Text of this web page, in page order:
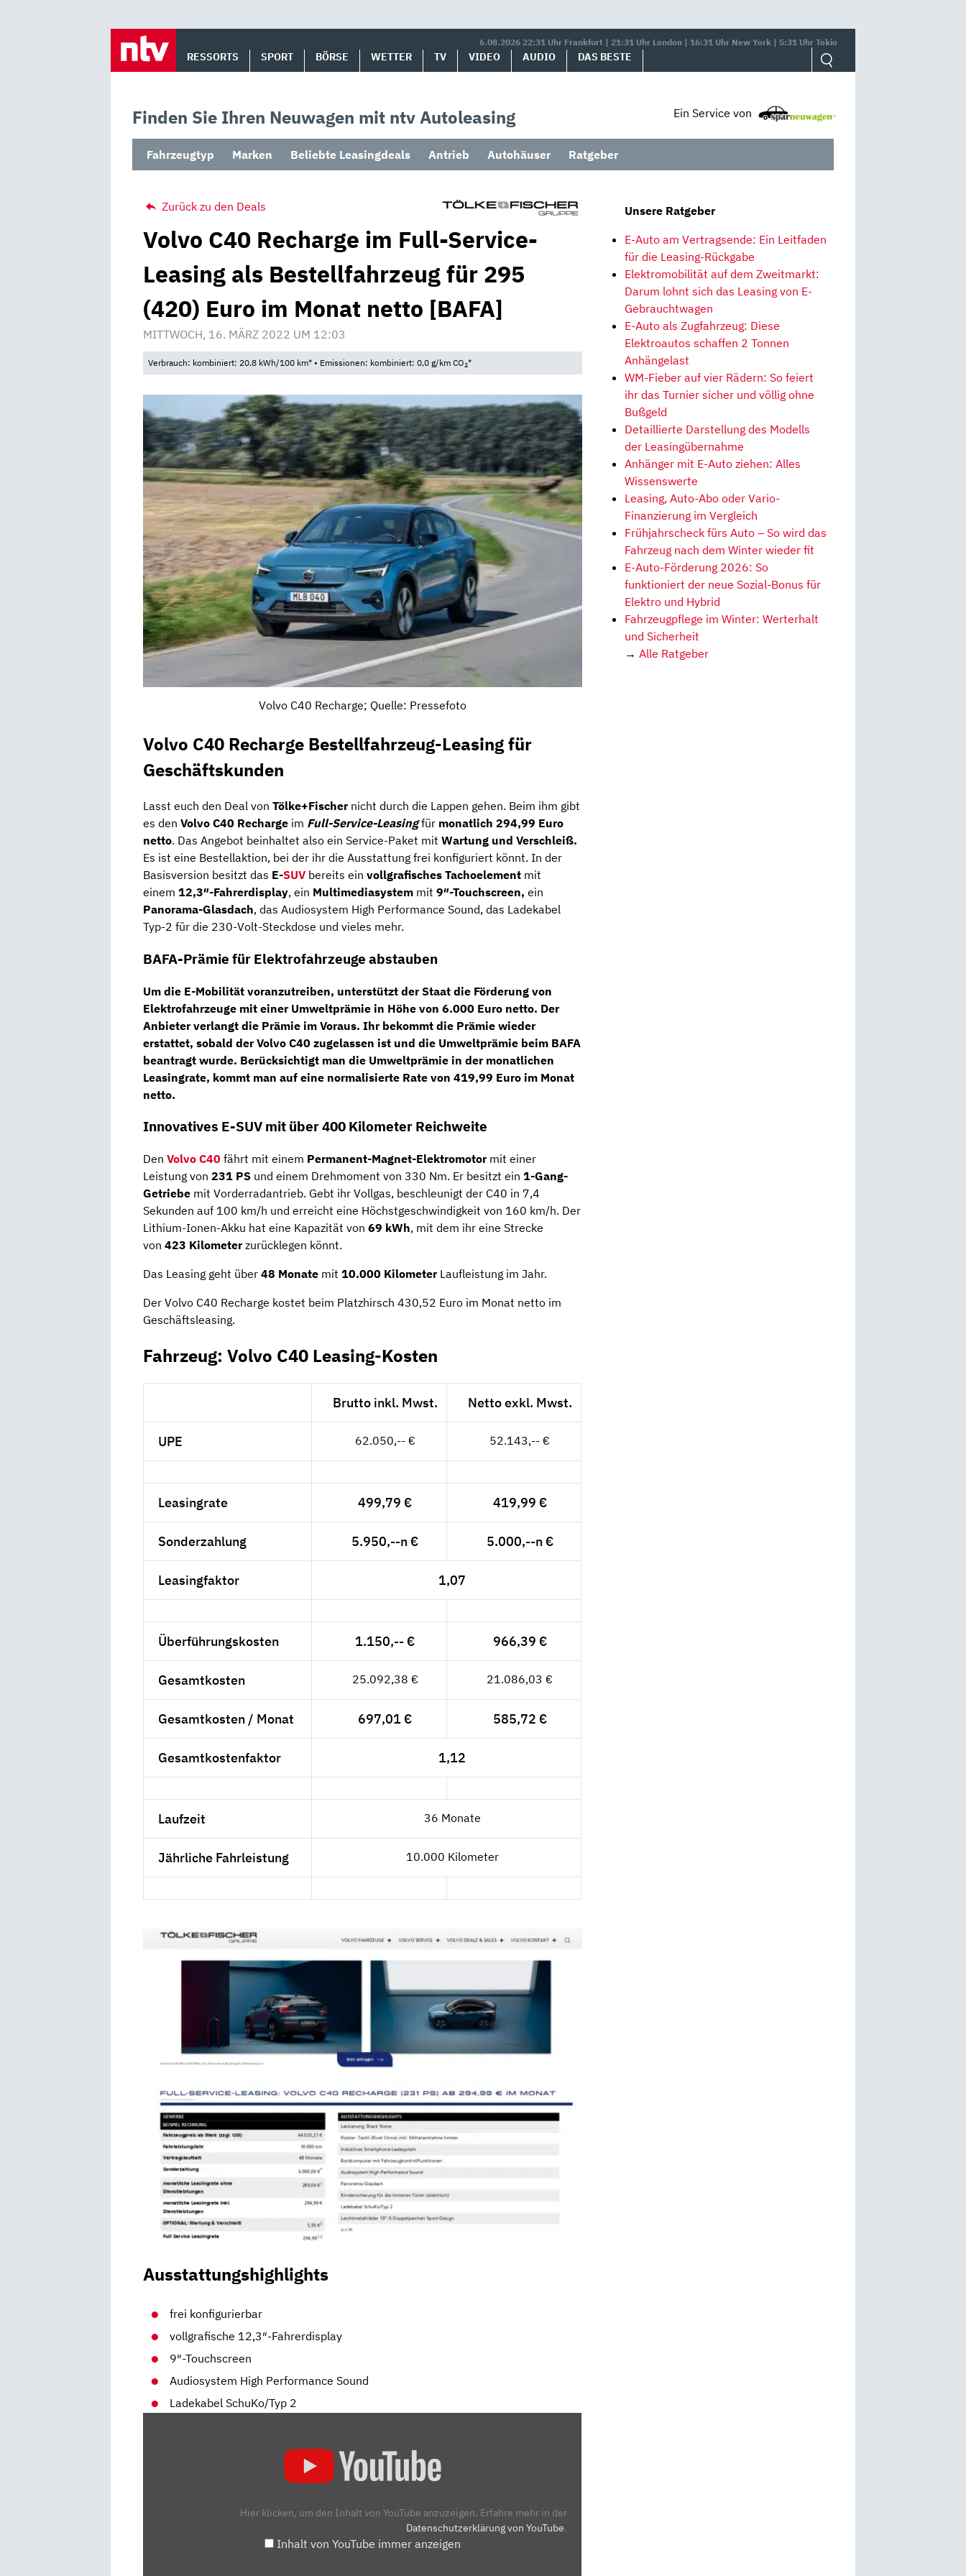
6.08.2026 22:31 Uhr Frankfurt | 21:31 Uhr London | 16:31 Uhr New York | 5:31 Uhr Tokio
RESSORTS SPORT BÖRSE WETTER TV VIDEO AUDIO DAS BESTE
Finden Sie Ihren Neuwagen mit ntv Autoleasing Ein Service von
Fahrzeugtyp Marken Beliebte Leasingdeals Antrieb Autohäuser Ratgeber
Zurück zu den Deals
Volvo C40 Recharge im Full-Service-
Leasing als Bestellfahrzeug für 295
(420) Euro im Monat netto [BAFA]
MITTWOCH, 16. MÄRZ 2022 UM 12:03
Verbrauch: kombiniert: 20.8 kWh/100 km* • Emissionen: kombiniert: 0,0 g/km CO2*
Volvo C40 Recharge; Quelle: Pressefoto
Volvo C40 Recharge Bestellfahrzeug-Leasing für
Geschäftskunden
Lasst euch den Deal von Tölke+Fischer nicht durch die Lappen gehen. Beim ihm gibt
es den Volvo C40 Recharge im Full-Service-Leasingfür monatlich 294,99 Euro
netto. Das Angebot beinhaltet also ein Service-Paket mit Wartung und Verschleiß.
Es ist eine Bestellaktion, bei der ihr die Ausstattung frei konfiguriert könnt. In der
Basisversion besitzt das E-SUV bereits ein vollgrafisches Tachoelement mit
einem 12,3″-Fahrerdisplay, ein Multimediasystem mit 9″-Touchscreen, ein
Panorama-Glasdach, das Audiosystem High Performance Sound, das Ladekabel
Typ-2 für die 230-Volt-Steckdose und vieles mehr.
BAFA-Prämie für Elektrofahrzeuge abstauben
Um die E-Mobilität voranzutreiben, unterstützt der Staat die Förderung von
Elektrofahrzeuge mit einer Umweltprämie in Höhe von 6.000 Euro netto. Der
Anbieter verlangt die Prämie im Voraus. Ihr bekommt die Prämie wieder
erstattet, sobald der Volvo C40 zugelassen ist und die Umweltprämie beim BAFA
beantragt wurde. Berücksichtigt man die Umweltprämie in der monatlichen
Leasingrate, kommt man auf eine normalisierte Rate von 419,99 Euro im Monat
netto.
Innovatives E-SUV mit über 400 Kilometer Reichweite
Den Volvo C40 fährt mit einem Permanent-Magnet-Elektromotormit einer
Leistung von 231 PS und einem Drehmoment von 330 Nm. Er besitzt ein 1-Gang-
Getriebe mit Vorderradantrieb. Gebt ihr Vollgas, beschleunigt der C40 in 7,4
Sekunden auf 100 km/h und erreicht eine Höchstgeschwindigkeit von 160 km/h. Der
Lithium-Ionen-Akku hat eine Kapazität von 69 kWh, mit dem ihr eine Strecke
von 423 Kilometerzurücklegen könnt.
Das Leasing geht über 48 Monate mit 10.000 KilometerLaufleistung im Jahr.
Der Volvo C40 Recharge kostet beim Platzhirsch 430,52 Euro im Monat netto im
Geschäftsleasing.
Fahrzeug: Volvo C40 Leasing-Kosten
Brutto inkl. Mwst. Netto exkl. Mwst.
UPE 62.050,-- € 52.143,-- €
Leasingrate 499,79 € 419,99 €
Sonderzahlung 5.950,--n € 5.000,--n €
Leasingfaktor 1,07
Überführungskosten 1.150,-- € 966,39 €
Gesamtkosten 25.092,38 € 21.086,03 €
Gesamtkosten / Monat 697,01 € 585,72 €
Gesamtkostenfaktor 1,12
Laufzeit 36 Monate
Jährliche Fahrleistung 10.000 Kilometer
Ausstattungshighlights
frei konfigurierbar
vollgrafische 12,3″-Fahrerdisplay
9″-Touchscreen
Audiosystem High Performance Sound
Ladekabel SchuKo/Typ 2
Hier klicken, um den Inhalt von YouTube anzuzeigen. Erfahre mehr in der
Datenschutzerklärung von YouTube.
Inhalt von YouTube immer anzeigen
Unsere Ratgeber
E-Auto am Vertragsende: Ein Leitfaden
für die Leasing-Rückgabe
Elektromobilität auf dem Zweitmarkt:
Darum lohnt sich das Leasing von E-
Gebrauchtwagen
E-Auto als Zugfahrzeug: Diese
Elektroautos schaffen 2 Tonnen
Anhängelast
WM-Fieber auf vier Rädern: So feiert
ihr das Turnier sicher und völlig ohne
Bußgeld
Detaillierte Darstellung des Modells
der Leasingübernahme
Anhänger mit E-Auto ziehen: Alles
Wissenswerte
Leasing, Auto-Abo oder Vario-
Finanzierung im Vergleich
Frühjahrscheck fürs Auto – So wird das
Fahrzeug nach dem Winter wieder fit
E-Auto-Förderung 2026: So
funktioniert der neue Sozial-Bonus für
Elektro und Hybrid
Fahrzeugpflege im Winter: Werterhalt
und Sicherheit
→ Alle Ratgeber